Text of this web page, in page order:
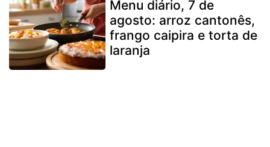
Menu diário, 7 de
agosto: arroz cantonês,
frango caipira e torta de
laranja